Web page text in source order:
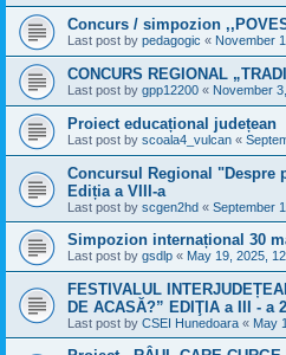
Concurs / simpozion
Last post by pedagogic « November
CONCURS REGIONAL
Last post by gpp12200 « November
Proiect educațional județean
Last post by scoala4_vulcan «
Concursul Regional "Despre
Ediția a VIII-a
Last post by scgen2hd « September
Simpozion internațional 30
Last post by gsdlp « May 19, 2025,
FESTIVALUL
DE ACASĂ?” EDIŢIA a III - a
Last post by CSEI Hunedoara « May